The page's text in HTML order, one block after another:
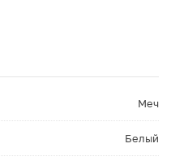
Меч
Белый